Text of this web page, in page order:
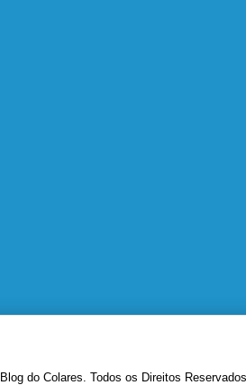
Blog do Colares. Todos os Direitos